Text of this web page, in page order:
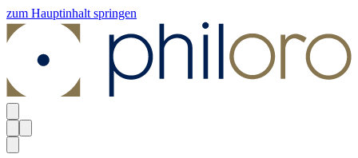
zum Hauptinhalt springen